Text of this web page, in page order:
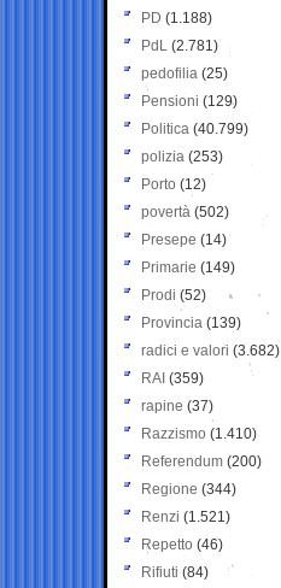
PD (1.188)
PdL (2.781)
pedofilia (25)
Pensioni (129)
Politica (40.799)
polizia (253)
Porto (12)
povertà (502)
Presepe (14)
Primarie (149)
Prodi (52)
Provincia (139)
radici e valori (3.682)
RAI (359)
rapine (37)
Razzismo (1.410)
Referendum (200)
Regione (344)
Renzi (1.521)
Repetto (46)
Rifiuti (84)